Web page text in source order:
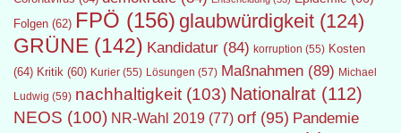
Folgen (62) FPÖ (156) glaubwürdigkeit (124)
GRÜNE (142) Kandidatur (84) korruption (55) Kosten
(64) Kritik (60) Kurier (55) Lösungen (57) Maßnahmen (89) Michael
Ludwig (59) nachhaltigkeit(103) Nationalrat (112)
NEOS (100) NR-Wahl 2019 (77) orf (95) Pandemie